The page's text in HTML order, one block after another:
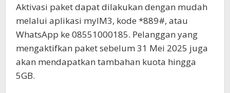
Aktivasi paket dapat dilakukan dengan mudah
melalui aplikasi myIM3, kode *889#, atau
WhatsApp ke 08551000185. Pelanggan yang
mengaktifkan paket sebelum 31 Mei 2025 juga
akan mendapatkan tambahan kuota hingga
5GB.